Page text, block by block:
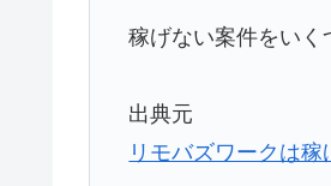
稼げない案件をいく
出典元
リモバズワークは稼